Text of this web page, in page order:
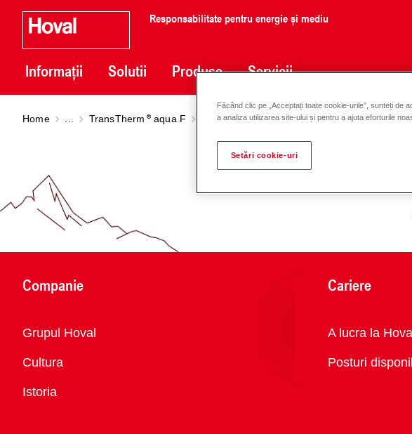
Responsabilitate pentru energie și mediu
Informații Solutii Produse Servicii
Home TransTherm aqua F TransTherm aqua FS (7-10)-(7-90)
Companie
Vedere
Grupul Hoval
Cultura
Istoria
Cariere
Vedere
A lucra la
Posturi
Făcând clic pe „Acceptați toate cookie-urile”, sunteți
a analiza utilizarea site-ului și pentru a ajuta eforturile
Setări cookie-uri